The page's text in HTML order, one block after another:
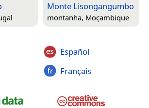
Monte Lisongangumbo
montanha, Moçambique
Español
Français